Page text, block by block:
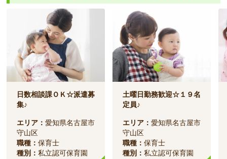
日数相談課ＯＫ☆派遣募
集♪
エリア：愛知県名古屋市
守山区
職種：保育士
種別：私立認可保育園
土曜日勤務歓迎☆１９名
定員♪
エリア：愛知県名古屋市
守山区
職種：保育士
種別：私立認可保育園